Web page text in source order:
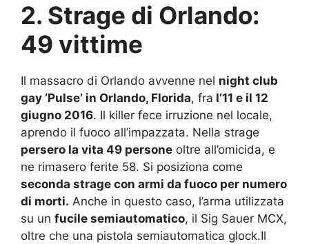
2. Strage di Orlando:
49 vittime
Il massacro di Orlando avvenne nel night club
gay ‘Pulse’ in Orlando, Florida, fra l’11 e il 12
giugno 2016. Il killer fece irruzione nel locale,
aprendo il fuoco all’impazzata. Nella strage
persero la vita 49 persone oltre all’omicida, e
ne rimasero ferite 58. Si posiziona come
seconda strage con armi da fuoco per numero
di morti. Anche in questo caso, l’arma utilizzata
su un fucile semiautomatico, il Sig Sauer MCX,
oltre che una pistola semiautomatica glock.Il